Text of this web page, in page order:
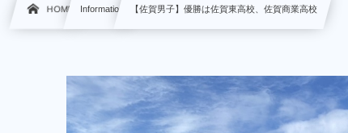
HOME Information 【佐賀男子】優勝は佐賀東高校、佐賀商業高校